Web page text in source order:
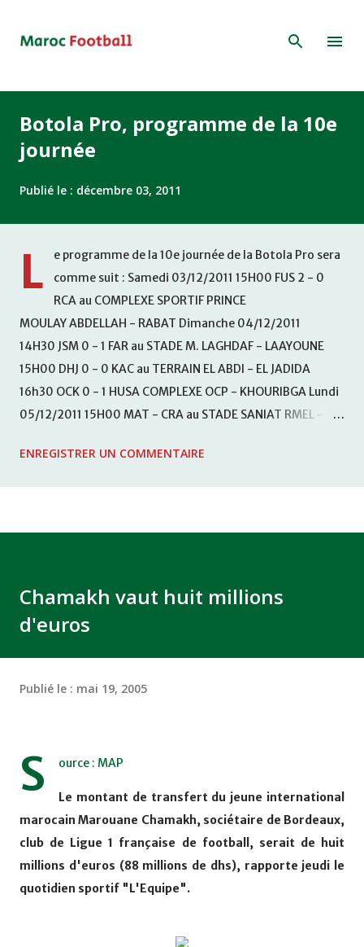
Botola Pro, programme de la 10e
journée
Publié le : décembre 03, 2011
L
e programme de la 10e journée de la Botola Pro sera
comme suit : Samedi 03/12/2011 15H00 FUS 2 - 0
RCA au COMPLEXE SPORTIF PRINCE
MOULAY ABDELLAH - RABAT Dimanche 04/12/2011
14H30 JSM 0 - 1 FAR au STADE M. LAGHDAF - LAAYOUNE
15H00 DHJ 0 - 0 KAC au TERRAIN EL ABDI - EL JADIDA
16h30 OCK 0 - 1 HUSA COMPLEXE OCP - KHOURIBGA Lundi
05/12/2011 15H00 MAT - CRA au STADE SANIAT RMEL -
KHEMISET Mardi 06/12/2011 15H00 WAF - OCS au
ENREGISTRER UN COMMENTAIRE
Chamakh vaut huit millions
d'euros
Publié le : mai 19, 2005
S ource : MAP
Le montant de transfert du jeune international
marocain Marouane Chamakh, sociétaire de Bordeaux,
club de Ligue 1 française de football, serait de huit
millions d'euros (88 millions de dhs), rapporte jeudi le
quotidien sportif "L'Equipe".